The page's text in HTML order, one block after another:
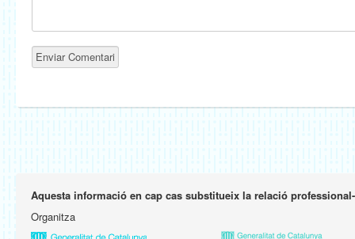
Aquesta informació en cap cas substitueix la relació
Organitza